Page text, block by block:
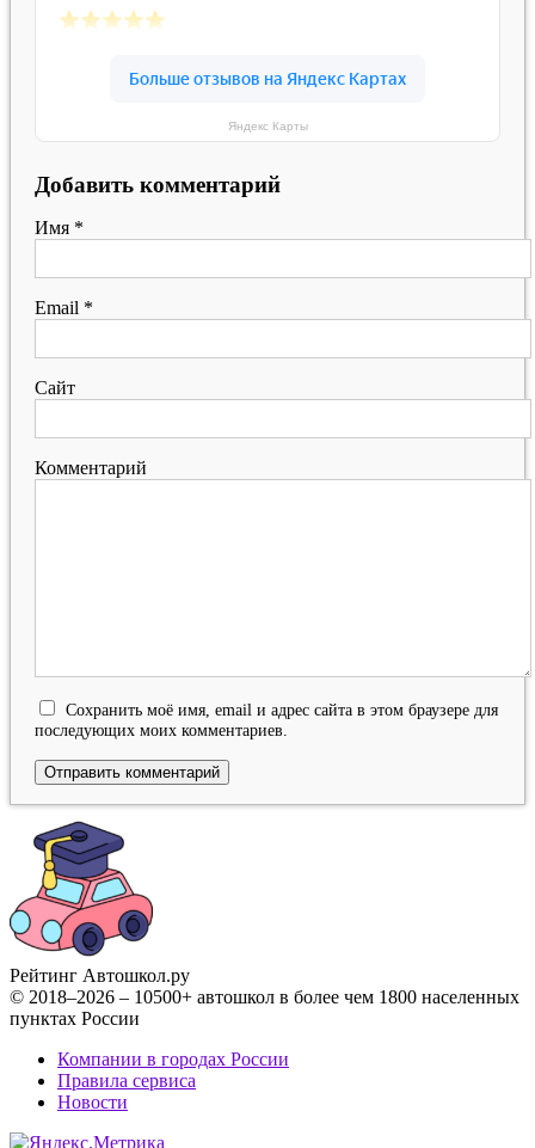
Яндекс Карты
Добавить комментарий
Имя *
Email *
Сайт
Комментарий
Сохранить моё имя, email и адрес сайта в этом браузере для
последующих моих комментариев.
Рейтинг Автошкол.ру
© 2018–2026 – 10500+ автошкол в более чем 1800 населенных
пунктах России
Компании в городах России
Правила сервиса
Новости